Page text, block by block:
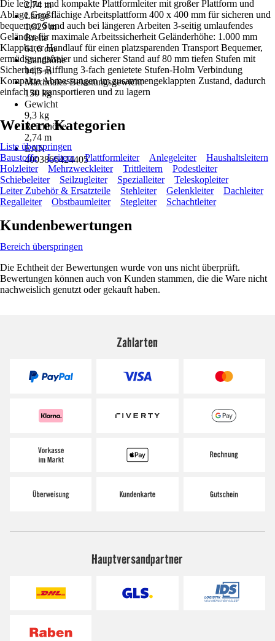
2,74 m
Länge
1,929 m
Breite
61,6 cm
Standhöhe
14,5 m
Maximales Belastungsgewicht
150 kg
Gewicht
9,3 kg
Reichhöhe
2,74 m
EAN
4003866424405
Die leichte und kompakte Plattformleiter mit großer Plattform und
Ablage Großflächige Arbeitsplattform 400 x 400 mm für sicheren und
bequemen Stand auch bei längeren Arbeiten 3-seitig umlaufendes
Geländer für maximale Arbeitssicherheit Geländerhöhe: 1.000 mm
Klappbarer Handlauf für einen platzsparenden Transport Bequemer,
ermüdigungsfreier und sicherer Stand auf 80 mm tiefen Stufen mit
Sicherheits-Rifflung 3-fach genietete Stufen-Holm Verbindung
Kompakte Abmessungen im zusammengeklappten Zustand, dadurch
einfach zu transportieren und zu lagern
Weitere Kategorien
Liste überspringen
Baustoffe
Leitern Plattformleiter Anlegeleiter
Haushaltsleitern
Holzleiter
Mehrzweckleiter Trittleitern
Podestleiter
Schiebeleiter
Seilzugleiter Spezialleiter
Teleskopleiter
Leiter Zubehör & Ersatzteile
Stehleiter Gelenkleiter
Dachleiter
Regalleiter
Obstbaumleiter Stegleiter Schachtleiter
Kundenbewertungen
Bereich überspringen
Die Echtheit der Bewertungen wurde von uns nicht überprüft.
Bewertungen können auch von Kunden stammen, die die Ware nicht
nachweislich genutzt oder gekauft haben.
Zahlarten
Hauptversandpartner